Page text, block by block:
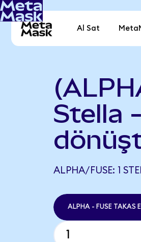
Al Sat
Stella
ALPHA/FUSE: 1
ALPHA - FUSE TAKAS